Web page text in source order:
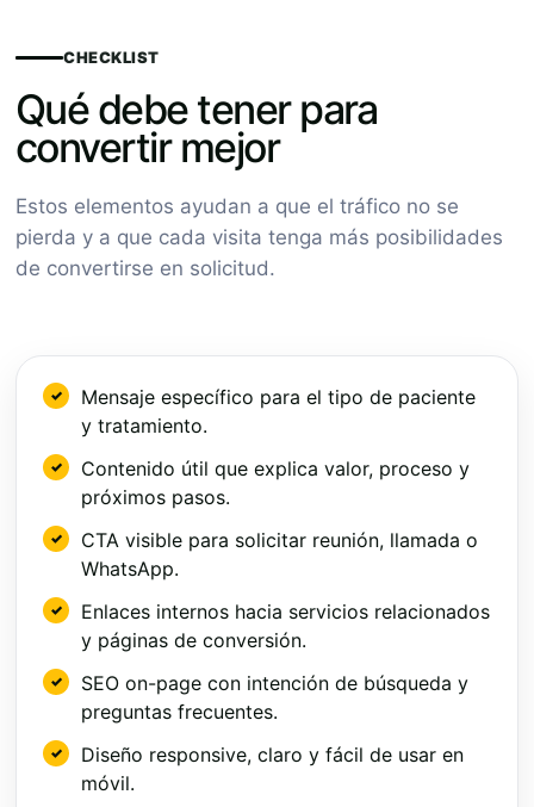
CHECKLIST
Qué debe tener para
convertir mejor
Estos elementos ayudan a que el tráfico no se
pierda y a que cada visita tenga más posibilidades
de convertirse en solicitud.
Mensaje específico para el tipo de paciente
y tratamiento.
Contenido útil que explica valor, proceso y
próximos pasos.
CTA visible para solicitar reunión, llamada o
WhatsApp.
Enlaces internos hacia servicios relacionados
y páginas de conversión.
SEO on-page con intención de búsqueda y
preguntas frecuentes.
Diseño responsive, claro y fácil de usar en
móvil.